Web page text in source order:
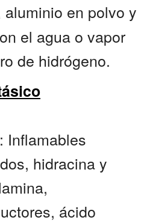
aluminio en polvo y
el agua o vapor
de hidrógeno.
Inflamables
hidracina y
ácido